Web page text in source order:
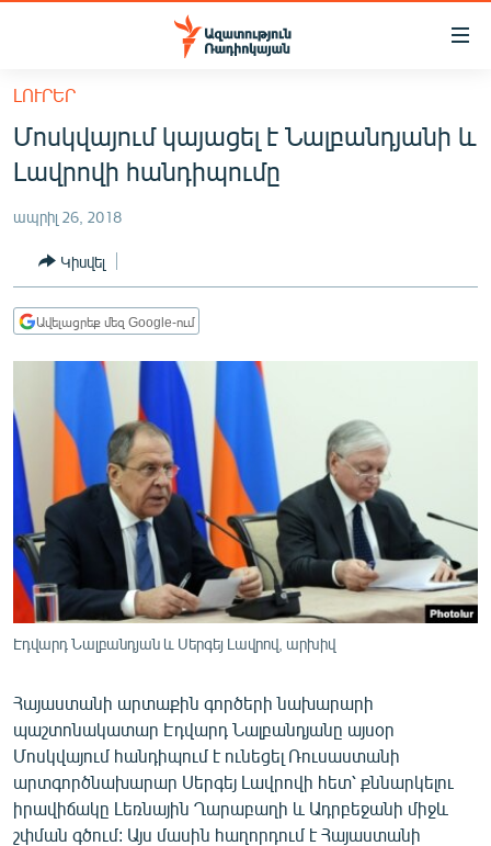
Մատչելիության
հիմնական
բովանդակությանը
Անցնել
հիմնական
մենյուին
ՀԱՅԱՍՏԱՆ
ՔԱՂԱՔԱԿԱՆ
ԸՆՏՐՈՒԹՅՈՒՆՆԵՐ 2026
ԻՐԱՎՈՒՆՔ
ՀԱՍԱՐԱԿՈՒԹՅՈՒՆ
ՊԱՏԵՐԱԶՄԻ 6 ՇԱԲԱԹՆԵՐԸ
ՏԱՐԱԾԱՇՐՋԱՆ
ՄԻՋԱԶԳԱՅԻՆ
ՄՇԱԿՈՒՅԹ
ՍՊՈՐՏ
ՄԵԿՆԱԲԱՆՈՒԹՅՈՒՆ
ԿՈՐՈՆԱՎԻՐՈՒՍ
ԱՐԽԻՎ
ՏԵՍԱՆՅՈՒԹԵՐ
ԲԱՆԱՎԵՃ
ԼՈՒՐԵՐ
Մոսկվայում կայացել է Նալբանդյանի և
Լավրովի հանդիպումը
ապրիլ 26, 2018
Կիսվել
Ավելացրեք մեզ Google-ում
Էդվարդ Նալբանդյան և Սերգեյ Լավրով, արխիվ
Հայաստանի արտաքին գործերի նախարարի
պաշտոնակատար Էդվարդ Նալբանդյանը այսօր
Մոսկվայում հանդիպում է ունեցել Ռուսաստանի
արտգործնախարար Սերգեյ Լավրովի հետ՝ քննարկելու
իրավիճակը Լեռնային Ղարաբաղի և Ադրբեջանի միջև
շփման գծում: Այս մասին հաղորդում է Հայաստանի